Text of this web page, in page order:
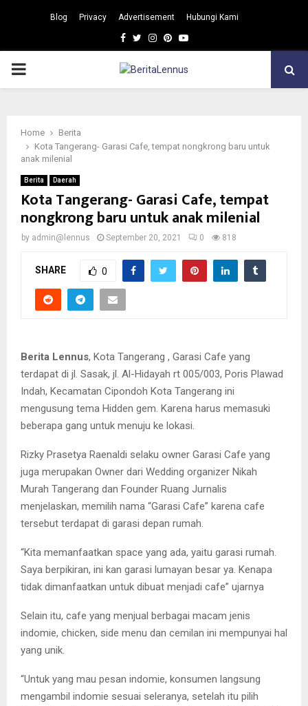
Blog Privacy Advertisement Hubungi Kami
Facebook
TwitterInstagram
Pinterest
Youtube
PRIMARY
Home
Berita
Kota Tangerang- Garasi Cafe, tempat nongkrong baru untuk
anak milenial
Berita Daerah
Kota Tangerang- Garasi Cafe, tempat
nongkrong baru untuk anak milenial
by admin@lennus September 20, 2021 0 818
SHARE 0
Berita Lennus, Kota Tangerang , Garasi Cafe yang
terdapat di jl. Sasak, jl. Al-Hidayah rt 005/003, Poris Plawad
Indah, Kecamatan Cipondoh Kota Tangerang ini
mengusung tema Hidden gem. Karena harus memasuki
beberapa gang untuk menuju ke lokasi.
Rizky Prasetya Raenaldi selaku owner Garasi Cafe yang
juga merupakan Owner dari Wedding organizer Nikah
Murah Tangerang dan Founder Ruang Jurnalis
menjelaskan, memilih nama “Garasi Cafe” karena cafe
tersebut terdapat di garasi depan rumah.
“Kita memanfaatkan space yang ada, yaitu garasi rumah.
Saya berpikiran, ini kan garasi lumayan besar ya. Kenapa
tidak dimanfaatkan untuk dibuat menjadi cafe” ujarnya
Selain itu, cafe yang menjual berbagai macam jenis
indomie, chicken, side menu dan cemilan ini mempunyai hal
yang unik.
“Untuk yang mau pesan indomie, konsumen langsung
mengambil indomie sesuai seleranya, setelah itu pilih